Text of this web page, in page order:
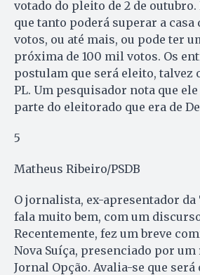
votado do pleito de 2 de outubro.
que tanto poderá superar a casa
votos, ou até mais, ou pode ter
próxima de 100 mil votos. Os
postulam que será eleito, talvez
PL. Um pesquisador nota que
parte do eleitorado que era de
5
Matheus Ribeiro/PSDB
O jornalista, ex-apresentador da
fala muito bem, com um
Recentemente, fez um breve
Nova Suíça, presenciado por
Jornal Opção. Avalia-se que